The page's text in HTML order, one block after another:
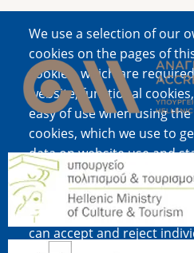
We use a selection of our
cookies on the pages of
cookies, which are
website; functional
easy of use when using
cookies, which we use to
data on website use and
cookies, which are used to
content and advertising. If
ALL", you consent to the
can accept and reject
Image
Image